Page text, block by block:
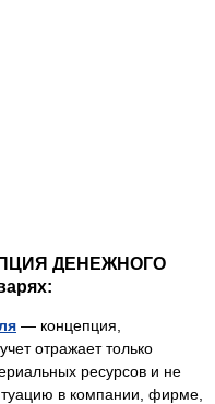
ДЕНЕЖНОГО
— концепция,
отражает только
ресурсов и не
в компании, фирме,